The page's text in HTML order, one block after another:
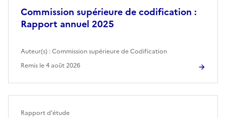
Commission supérieure de codification :
Rapport annuel 2025
Auteur(s) :Commission supérieure de Codification
Remis le4 août 2026
Rapport d'étude